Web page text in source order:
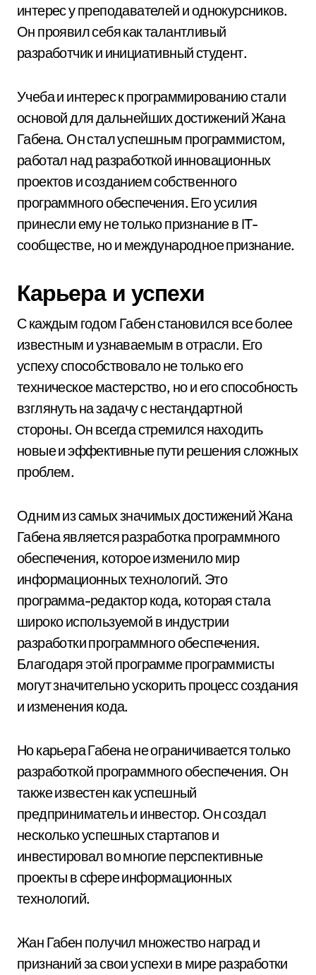
интерес у преподавателей и однокурсников.
Он проявил себя как талантливый
разработчик и инициативный студент.
Учеба и интерес к программированию стали
основой для дальнейших достижений Жана
Габена. Он стал успешным программистом,
работал над разработкой инновационных
проектов и созданием собственного
программного обеспечения. Его усилия
принесли ему не только признание в IT-
сообществе, но и международное признание.
Карьера и успехи
С каждым годом Габен становился все более
известным и узнаваемым в отрасли. Его
успеху способствовало не только его
техническое мастерство, но и его способность
взглянуть на задачу с нестандартной
стороны. Он всегда стремился находить
новые и эффективные пути решения сложных
проблем.
Одним из самых значимых достижений Жана
Габена является разработка программного
обеспечения, которое изменило мир
информационных технологий. Это
программа-редактор кода, которая стала
широко используемой в индустрии
разработки программного обеспечения.
Благодаря этой программе программисты
могут значительно ускорить процесс создания
и изменения кода.
Но карьера Габена не ограничивается только
разработкой программного обеспечения. Он
также известен как успешный
предприниматель и инвестор. Он создал
несколько успешных стартапов и
инвестировал во многие перспективные
проекты в сфере информационных
технологий.
Жан Габен получил множество наград и
признаний за свои успехи в мире разработки